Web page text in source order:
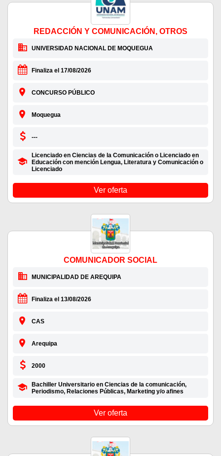
REDACCIÓN Y COMUNICACIÓN, OTROS
UNIVERSIDAD NACIONAL DE MOQUEGUA
Finaliza el 17/08/2026
CONCURSO PÚBLICO
Moquegua
---
Licenciado en Ciencias de la Comunicación o Licenciado en
Educación con mención Lengua, Literatura y Comunicación o
Licenciado
Ver oferta
COMUNICADOR SOCIAL
MUNICIPALIDAD DE AREQUIPA
Finaliza el 13/08/2026
CAS
Arequipa
2000
Bachiller Universitario en Ciencias de la comunicación,
Periodismo, Relaciones Públicas, Marketing y/o afines
Ver oferta